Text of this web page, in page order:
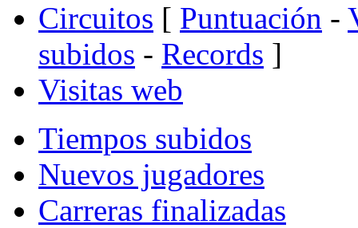
Circuitos [ Puntuación -
subidos - Records ]
Visitas web
Tiempos subidos
Nuevos jugadores
Carreras finalizadas